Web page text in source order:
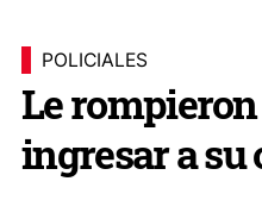
POLICIALES
Le
ingresar a su